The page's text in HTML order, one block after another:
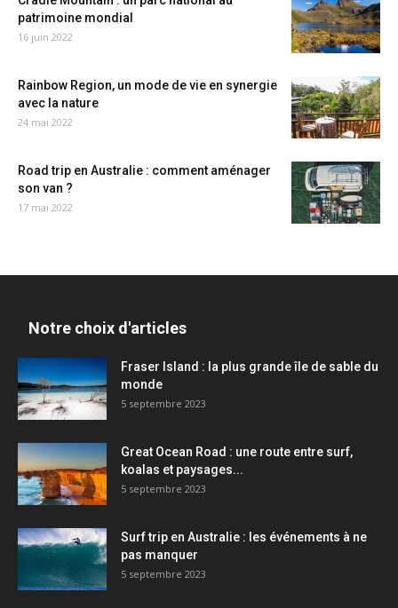
patrimoine mondial
16 juin 2022
Rainbow Region, un mode de vie en synergie
avec la nature
24 mai 2022
Road trip en Australie : comment aménager
son van ?
17 mai 2022
Notre choix d'articles
Fraser Island : la plus grande île de sable du
monde
5 septembre 2023
Great Ocean Road : une route entre surf,
koalas et paysages...
5 septembre 2023
Surf trip en Australie : les événements à ne
pas manquer
5 septembre 2023